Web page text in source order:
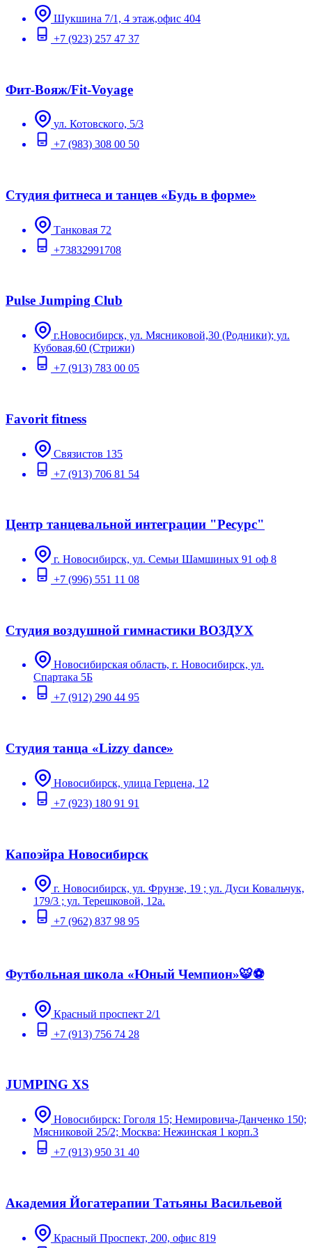
Шукшина 7/1, 4 этаж,офис 404
+7 (923) 257 47 37
Фит-Вояж/Fit-Voyage
ул. Котовского, 5/3
+7 (983) 308 00 50
Студия фитнеса и танцев «Будь в форме»
Танковая 72
+73832991708
Pulse Jumping Club
г.Новосибирск, ул. Мясниковой,30 (Родники); ул.
Кубовая,60 (Стрижи)
+7 (913) 783 00 05
Favorit fitness
Связистов 135
+7 (913) 706 81 54
Центр танцевальной интеграции "Ресурс"
г. Новосибирск, ул. Семьи Шамшиных 91 оф 8
+7 (996) 551 11 08
Студия воздушной гимнастики ВОЗДУХ
Новосибирская область, г. Новосибирск, ул.
Спартака 5Б
+7 (912) 290 44 95
Студия танца «Lizzy dance»
Новосибирск, улица Герцена, 12
+7 (923) 180 91 91
Капоэйра Новосибирск
г. Новосибирск, ул. Фрунзе, 19 ; ул. Дуси Ковальчук,
179/3 ; ул. Терешковой, 12а.
+7 (962) 837 98 95
Футбольная школа «Юный Чемпион»🐯⚽️
Красный проспект 2/1
+7 (913) 756 74 28
JUMPING XS
Новосибирск: Гоголя 15; Немировича-Данченко 150;
Мясниковой 25/2; Москва: Нежинская 1 корп.3
+7 (913) 950 31 40
Академия Йогатерапии Татьяны Васильевой
Красный Проспект, 200, офис 819